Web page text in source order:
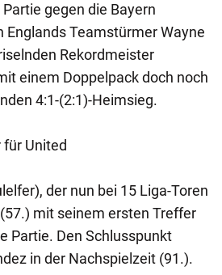
gegen die Bayern
Englands Teamstürmer Wayne
Rekordmeister
einem Doppelpack doch noch
4:1-(2:1)-Heimsieg.
United
der nun bei 15 Liga-Toren
mit seinem ersten Treffer
Partie. Den Schlusspunkt
in der Nachspielzeit (91.).